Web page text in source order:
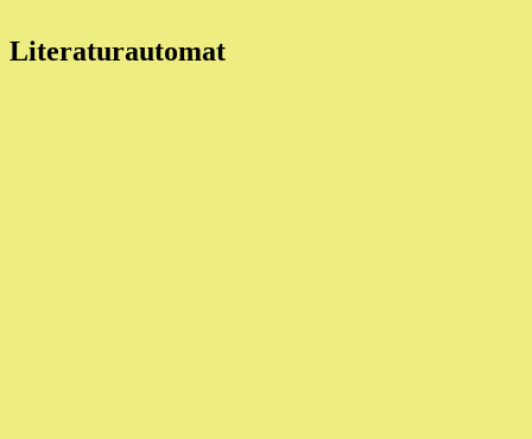
Literaturautomat